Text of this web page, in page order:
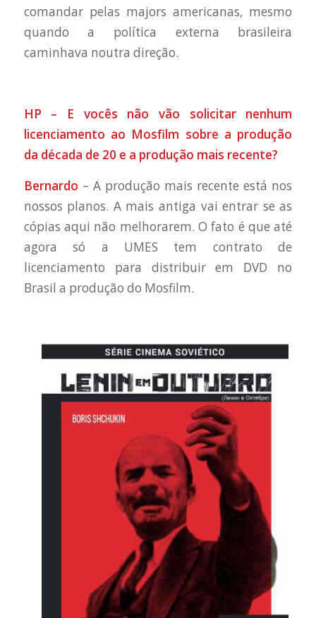
comandar pelas majors americanas, mesmo
quando a política externa brasileira
caminhava noutra direção.
HP – E vocês não vão solicitar nenhum
licenciamento ao Mosfilm sobre a produção
da década de 20 e a produção mais recente?
Bernardo – A produção mais recente está nos
nossos planos. A mais antiga vai entrar se as
cópias aqui não melhorarem. O fato é que até
agora só a UMES tem contrato de
licenciamento para distribuir em DVD no
Brasil a produção do Mosfilm.